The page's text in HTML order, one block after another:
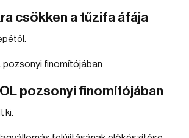
csökken a tűzifa áfája
pozsonyi finomítójában
ki.